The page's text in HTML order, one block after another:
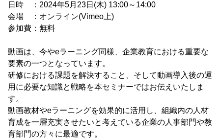
日時 ：2024年5月23日(木) 13:00～14:00
会場 ：オンライン(Vimeo上)
参加費：無料
動画は、今やeラーニング同様、企業教育における重要な
要素の一つとなっています。
研修における課題を解決すること、そして動画導入後の運
用に必要な知識と戦略を本セミナーではお伝えいたしま
す。
動画教材やeラーニングを効果的に活用し、組織内の人材
育成を一層充実させたいと考えている企業の人事部門や教
育部門の方々に最適です。